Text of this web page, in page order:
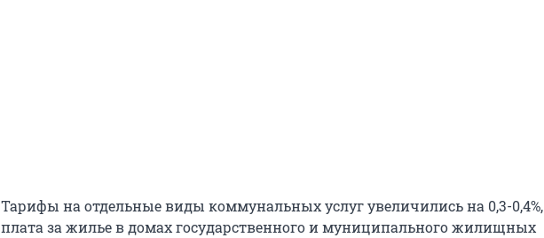
Тарифы на отдельные виды коммунальных услуг увеличились на 0,3-0,4%,
плата за жилье в домах государственного и муниципального жилищных